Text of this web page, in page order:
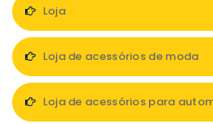
Loja
Loja de acessórios de moda
Loja de acessórios para